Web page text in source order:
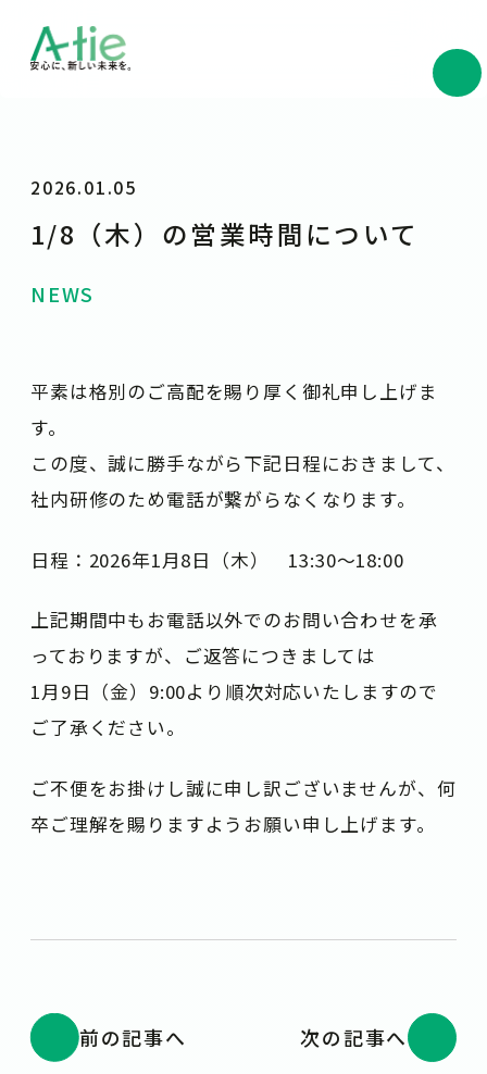
2026.01.05
1/8（木）の営業時間について
NEWS
平素は格別のご高配を賜り厚く御礼申し上げま
す。
この度、誠に勝手ながら下記日程におきまして、
社内研修のため電話が繋がらなくなります。
日程：2026年1月8日（木） 13:30～18:00
上記期間中もお電話以外でのお問い合わせを承
っておりますが、ご返答につきましては
1月9日（金）9:00より順次対応いたしますので
ご了承ください。
ご不便をお掛けし誠に申し訳ございませんが、何
卒ご理解を賜りますようお願い申し上げます。
前の記事へ 次の記事へ